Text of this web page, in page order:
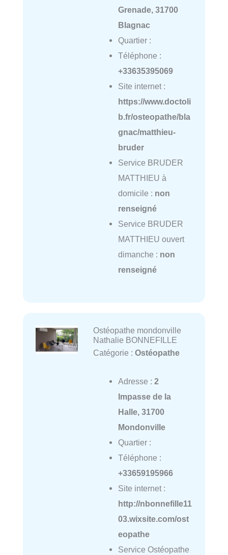
Grenade, 31700
Blagnac
Quartier :
Téléphone :
+33635395069
Site internet :
https://www.doctoli
b.fr/osteopathe/bla
gnac/matthieu-
bruder
Service BRUDER
MATTHIEU à
domicile : non
renseigné
Service BRUDER
MATTHIEU ouvert
dimanche : non
renseigné
Ostéopathe mondonville
Nathalie BONNEFILLE
Catégorie : Ostéopathe
Adresse : 2
Impasse de la
Halle, 31700
Mondonville
Quartier :
Téléphone :
+33659195966
Site internet :
http://nbonnefille11
03.wixsite.com/ost
eopathe
Service Ostéopathe